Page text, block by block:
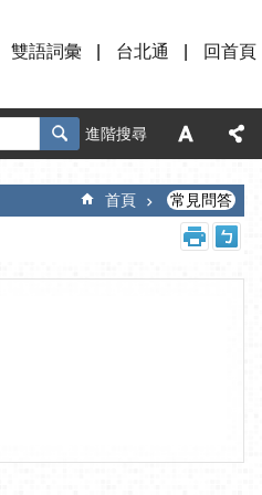
雙語詞彙 台北通 回首頁
進階搜尋
首頁 常見問答